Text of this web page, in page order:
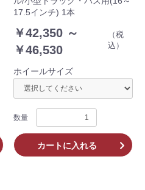
17.5インチ) 1本
￥42,350 ～
￥46,530
（税
込）
ホイールサイズ
数量
カートに入れる
カートへ進む